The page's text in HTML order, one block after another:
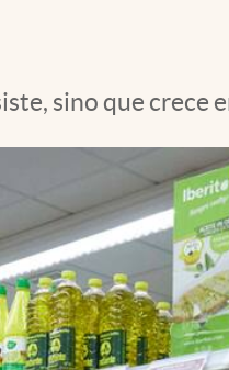
sino que crece